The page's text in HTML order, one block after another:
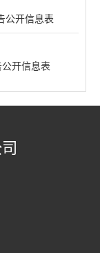
公开信息表
开信息表